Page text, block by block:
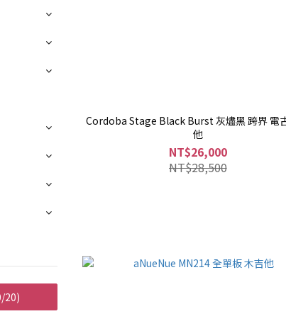
20)
Cordoba Stage Black Burst 灰燼黑 跨界 電
他
NT$26,000
NT$28,500